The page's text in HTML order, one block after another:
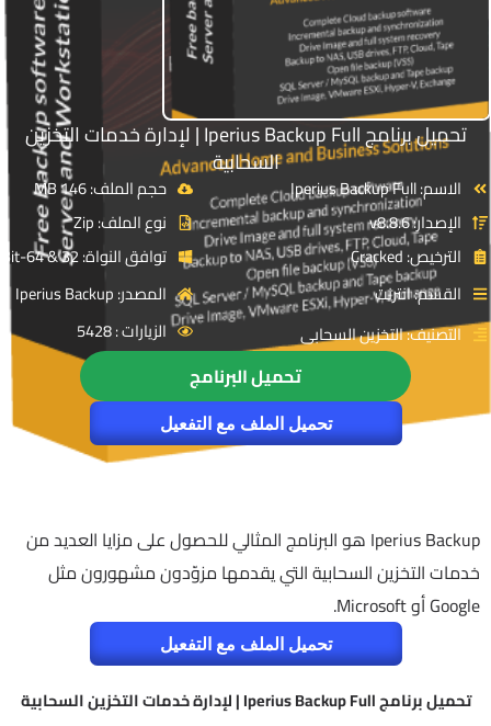
تحميل برنامج Iperius Backup Full | لإدارة خدمات التخزين
السحابية
الاسم: Iperius Backup Full
الإصدار: v8.8.6
الترخيص: Cracked
القسم: انترنت
التصنيف: التخزين السحابى
حجم الملف: 146 MB
نوع الملف: Zip
توافق النواة: 32 & 64-Bit
المصدر: Iperius Backup
الزيارات : 5428
تحميل البرنامج
تحميل الملف مع التفعيل
Iperius Backup هو البرنامج المثالي للحصول على مزايا العديد من
خدمات التخزين السحابية التي يقدمها مزوّدون مشهورون مثل
Google أو Microsoft.
تحميل الملف مع التفعيل
تحميل برنامج Iperius Backup Full | لإدارة خدمات التخزين السحابية